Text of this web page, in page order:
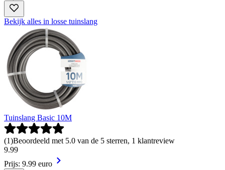
Bekijk alles in losse tuinslang
Tuinslang Basic 10M
(1)Beoordeeld met 5.0 van de 5 sterren, 1 klantreview
9.99
Prijs: 9.99 euro